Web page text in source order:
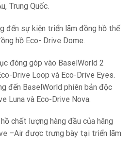
Trung Quốc.
đến sự kiện triển lãm đồng hồ thế
hồ Eco- Drive Dome.
đóng góp vào BaselWorld 2
Drive Loop và Eco-Drive Eyes.
đến BaselWorld phiên bản độc
Luna và Eco-Drive Nova.
chất lượng hàng đầu của hãng
–Air được trưng bày tại triển lãm